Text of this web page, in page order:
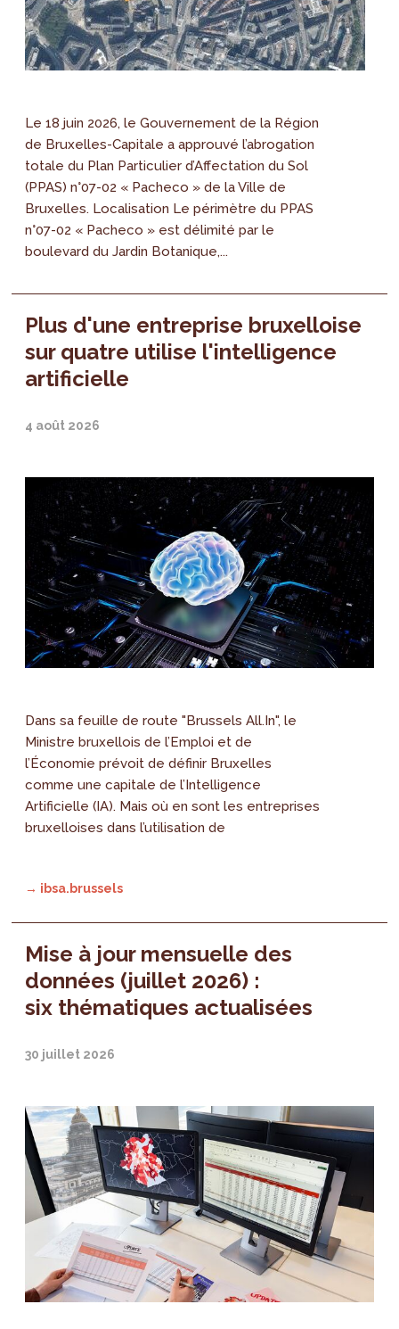
Le 18 juin 2026, le Gouvernement de la Région
de Bruxelles-Capitale a approuvé l’abrogation
totale du Plan Particulier d’Affectation du Sol
(PPAS) n°07-02 « Pacheco » de la Ville de
Bruxelles. Localisation Le périmètre du PPAS
n°07-02 « Pacheco » est délimité par le
boulevard du Jardin Botanique,...
Plus d'une entreprise bruxelloise
sur quatre utilise l'intelligence
artificielle
4 août 2026
Dans sa feuille de route "Brussels All.In", le
Ministre bruxellois de l’Emploi et de
l’Économie prévoit de définir Bruxelles
comme une capitale de l’Intelligence
Artificielle (IA). Mais où en sont les entreprises
bruxelloises dans l’utilisation de
→ ibsa.brussels
Mise à jour mensuelle des
données (juillet 2026) :
six thématiques actualisées
30 juillet 2026